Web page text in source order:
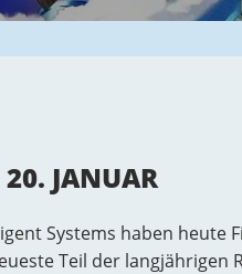
20. JANUAR
Systems haben heute
Teil der langjährigen